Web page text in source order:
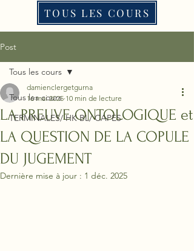
TOUS LES COURS
Post
Tous les cours
TERMINALES/ HK BL/ CAPES
Tous les cours
LA PREUVE ONTOLOGIQUE et
LA QUESTION DE LA COPULE
DU JUGEMENT
damienclergetgurna
16 mai 2025 10 min de lecture
Dernière mise à jour : 1 déc. 2025